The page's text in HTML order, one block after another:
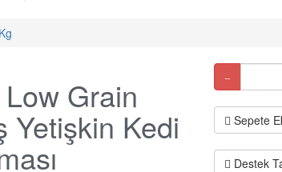
Grain
Yetişkin Kedi Sepete
Destek